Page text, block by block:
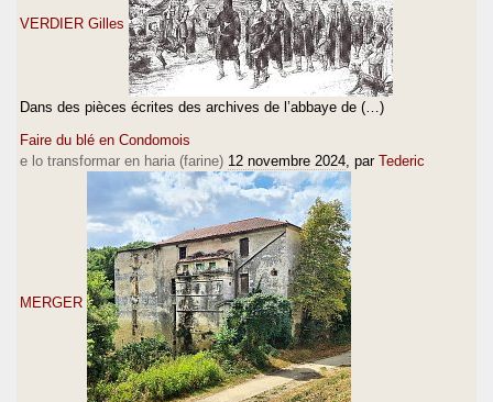
VERDIER Gilles
Dans des pièces écrites des archives de l’abbaye de (…)
Faire du blé en Condomois
e lo transformar en haria (farine) 12 novembre 2024 , par Tederic
MERGER